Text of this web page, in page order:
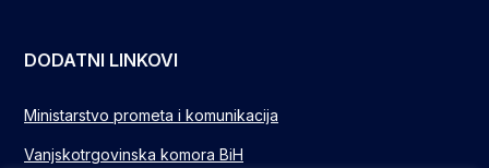
DODATNI LINKOVI
Ministarstvo prometa i komunikacija
Vanjskotrgovinska komora BiH